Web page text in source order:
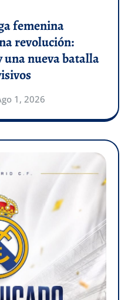
femenina
revolución:
nueva batalla
1, 2026